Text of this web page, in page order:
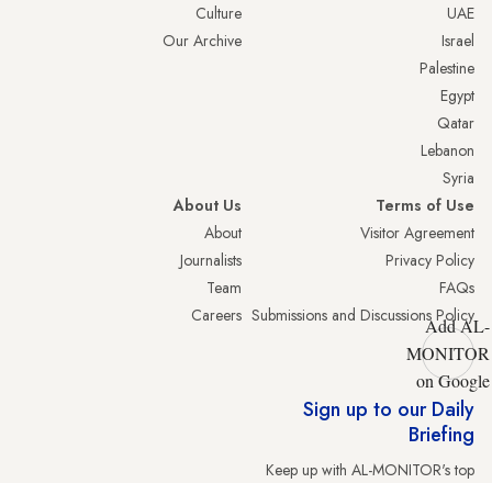
UAE
Israel
Palestine
Egypt
Qatar
Lebanon
Syria
Culture
Our Archive
Terms of Use
Visitor Agreement
Privacy Policy
FAQs
Submissions and Discussions Policy
About Us
About
Journalists
Team
Careers
Add AL-
MONITOR
on Google
Sign up to our Daily
Briefing
Keep up with AL-MONITOR's top